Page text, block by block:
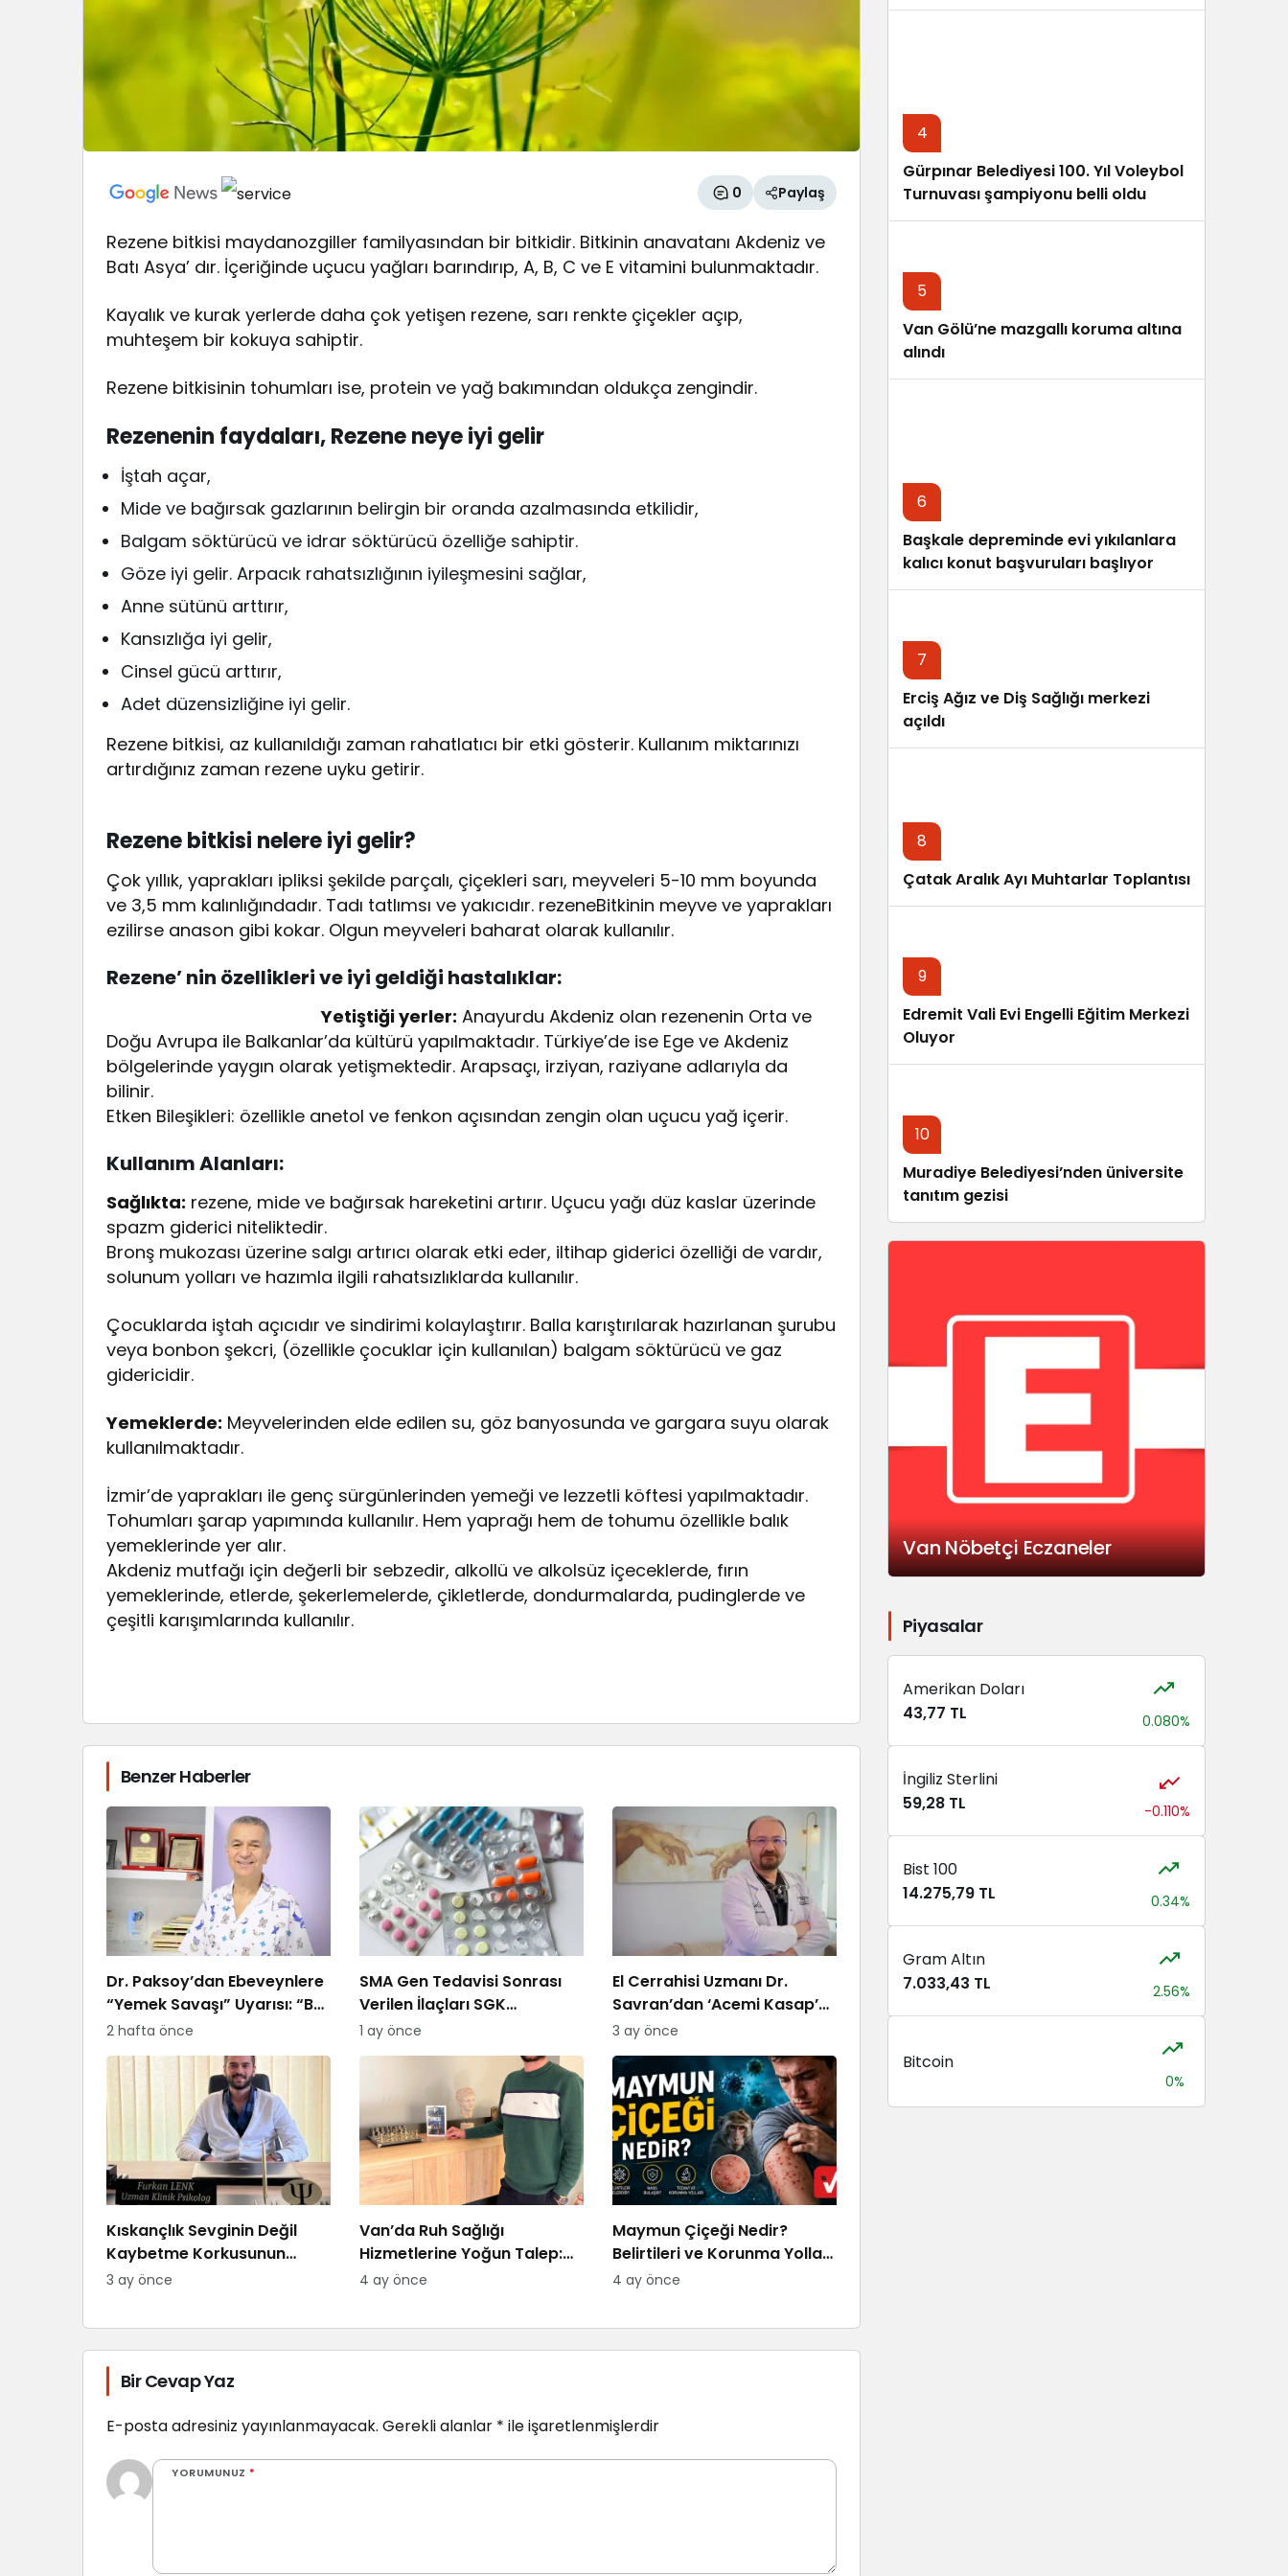
0 Paylaş
Rezene bitkisi maydanozgiller familyasından bir bitkidir. Bitkinin anavatanı Akdeniz ve
Batı Asya’ dır. İçeriğinde uçucu yağları barındırıp, A, B, C ve E vitamini bulunmaktadır.
Kayalık ve kurak yerlerde daha çok yetişen rezene, sarı renkte çiçekler açıp,
muhteşem bir kokuya sahiptir.
Rezene bitkisinin tohumları ise, protein ve yağ bakımından oldukça zengindir.
Rezenenin faydaları, Rezene neye iyi gelir
İştah açar,
Mide ve bağırsak gazlarının belirgin bir oranda azalmasında etkilidir,
Balgam söktürücü ve idrar söktürücü özelliğe sahiptir.
Göze iyi gelir. Arpacık rahatsızlığının iyileşmesini sağlar,
Anne sütünü arttırır,
Kansızlığa iyi gelir,
Cinsel gücü arttırır,
Adet düzensizliğine iyi gelir.
Rezene bitkisi, az kullanıldığı zaman rahatlatıcı bir etki gösterir. Kullanım miktarınızı
artırdığınız zaman rezene uyku getirir.
Rezene bitkisi nelere iyi gelir?
Çok yıllık, yaprakları ipliksi şekilde parçalı, çiçekleri sarı, meyveleri 5-10 mm boyunda
ve 3,5 mm kalınlığındadır. Tadı tatlımsı ve yakıcıdır. rezeneBitkinin meyve ve yaprakları
ezilirse anason gibi kokar. Olgun meyveleri baharat olarak kullanılır.
Rezene’ nin özellikleri ve iyi geldiği hastalıklar:
Yetiştiği yerler: Anayurdu Akdeniz olan rezenenin Orta ve
Doğu Avrupa ile Balkanlar’da kültürü yapılmaktadır. Türkiye’de ise Ege ve Akdeniz
bölgelerinde yaygın olarak yetişmektedir. Arapsaçı, irziyan, raziyane adlarıyla da
bilinir.
Etken Bileşikleri: özellikle anetol ve fenkon açısından zengin olan uçucu yağ içerir.
Kullanım Alanları:
Sağlıkta: rezene, mide ve bağırsak hareketini artırır. Uçucu yağı düz kaslar üzerinde
spazm giderici niteliktedir.
Bronş mukozası üzerine salgı artırıcı olarak etki eder, iltihap giderici özelliği de vardır,
solunum yolları ve hazımla ilgili rahatsızlıklarda kullanılır.
Çocuklarda iştah açıcıdır ve sindirimi kolaylaştırır. Balla karıştırılarak hazırlanan şurubu
veya bonbon şekcri, (özellikle çocuklar için kullanılan) balgam söktürücü ve gaz
gidericidir.
Yemeklerde: Meyvelerinden elde edilen su, göz banyosunda ve gargara suyu olarak
kullanılmaktadır.
İzmir’de yaprakları ile genç sürgünlerinden yemeği ve lezzetli köftesi yapılmaktadır.
Tohumları şarap yapımında kullanılır. Hem yaprağı hem de tohumu özellikle balık
yemeklerinde yer alır.
Akdeniz mutfağı için değerli bir sebzedir, alkollü ve alkolsüz içeceklerde, fırın
yemeklerinde, etlerde, şekerlemelerde, çikletlerde, dondurmalarda, pudinglerde ve
çeşitli karışımlarında kullanılır.
Benzer Haberler
Dr. Paksoy’dan Ebeveynlere
“Yemek Savaşı” Uyarısı: “B
Planı Sunmayın, Kararlı
Olun”
2 hafta önce
SMA Gen Tedavisi Sonrası
Verilen İlaçları SGK
Ödemeyecek!
1 ay önce
El Cerrahisi Uzmanı Dr.
Savran’dan ‘Acemi Kasap’
Uyarısı!
3 ay önce
Kıskançlık Sevginin Değil
Kaybetme Korkusunun
Göstergesidir: Uzman
3 ay önce
Van’da Ruh Sağlığı
Hizmetlerine Yoğun Talep:
“Randevu Bulmakta
4 ay önce
Maymun Çiçeği Nedir?
Belirtileri ve Korunma Yolları
2026
4 ay önce
Bir Cevap Yaz
E-posta adresiniz yayınlanmayacak. Gerekli alanlar * ile işaretlenmişlerdir
YORUMUNUZ *
4
Gürpınar Belediyesi 100. Yıl Voleybol
Turnuvası şampiyonu belli oldu
5
Van Gölü’ne mazgallı koruma altına
alındı
6
Başkale depreminde evi yıkılanlara
kalıcı konut başvuruları başlıyor
7
Erciş Ağız ve Diş Sağlığı merkezi
açıldı
8
Çatak Aralık Ayı Muhtarlar Toplantısı
9
Edremit Vali Evi Engelli Eğitim Merkezi
Oluyor
10
Muradiye Belediyesi’nden üniversite
tanıtım gezisi
Van Nöbetçi Eczaneler
Piyasalar
Amerikan Doları
43,77 TL
0.080%
İngiliz Sterlini
59,28 TL
-0.110%
Bist 100
14.275,79 TL
0.34%
Gram Altın
7.033,43 TL
2.56%
Bitcoin
0%